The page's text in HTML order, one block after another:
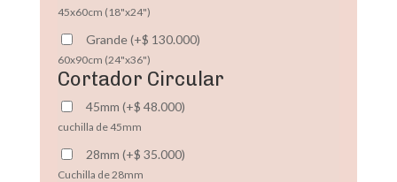
45x60cm (18"x24")
Grande(+$ 130.000)
60x90cm (24"x36")
Cortador Circular
45mm (+$ 48.000)
cuchilla de 45mm
28mm (+$ 35.000)
Cuchilla de 28mm